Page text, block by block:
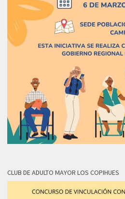
CLUB DE ADULTO MAYOR LOS COPIHUES